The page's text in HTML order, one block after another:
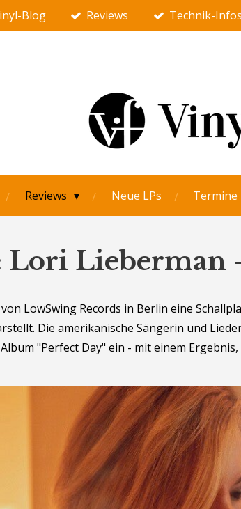
Blog Reviews Technik-Infos
Reviews Neue LPs Termine
Lori Lieberman
LowSwing Records in Berlin eine
Die amerikanische Sängerin und
"Perfect Day" ein - mit einem